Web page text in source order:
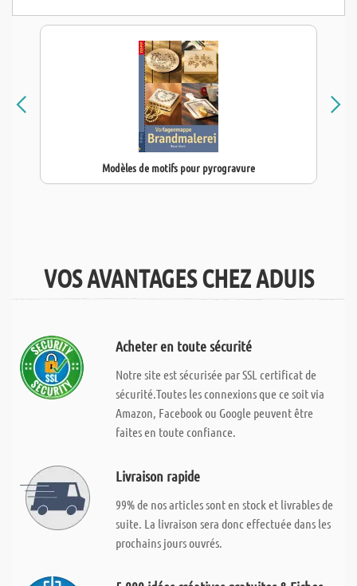
Modèles de motifs pour pyrogravure
VOS AVANTAGES CHEZ ADUIS
Acheter en toute sécurité
Notre site est sécurisée par SSL certificat de
sécurité.Toutes les connexions que ce soit via
Amazon, Facebook ou Google peuvent être
faites en toute confiance.
Livraison rapide
99% de nos articles sont en stock et livrables de
suite. La livraison sera donc effectuée dans les
prochains jours ouvrés.